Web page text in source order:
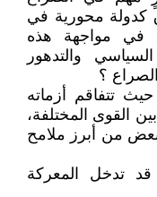
كدولة محورية في
في مواجهة هذه
والتدهور
؟
تتفاقم أزماته
القوى المختلفة،
من أبرز ملامح
قد تدخل المعركة